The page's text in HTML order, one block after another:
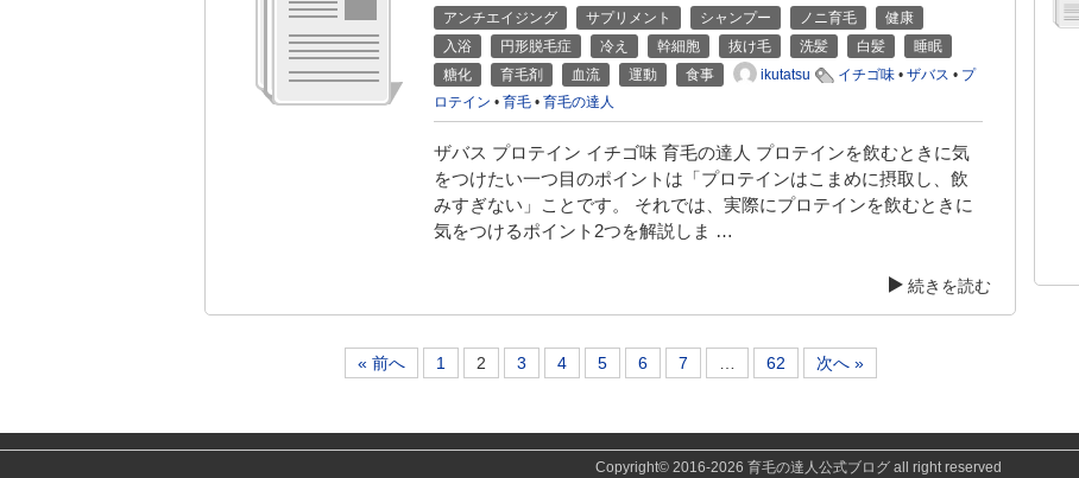
アンチエイジング
サプリメント シャンプー ノニ育毛
健康
入浴
円形脱毛症 冷え 幹細胞 抜け毛 洗髪 白髪
睡眠
糖化
育毛剤 血流 運動 食事 ikutatsu イチゴ味 •ザバス • プ
ロテイン •育毛 •育毛の達人
ザバス プロテイン イチゴ味 育毛の達人 プロテインを飲むときに気
をつけたい一つ目のポイントは「プロテインはこまめに摂取し、飲
みすぎない」ことです。 それでは、実際にプロテインを飲むときに
気をつけるポイント2つを解説しま …
続きを読む
« 前へ 1 2 3 4 5 6 7 62 次へ »
Copyright© 2016-2026 育毛の達人公式ブログ all right reserved